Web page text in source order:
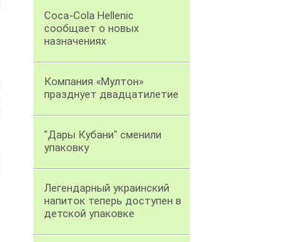
Coca-Cola Hellenic
сообщает о новых
назначениях
Компания «Мултон»
празднует двадцатилетие
"Дары Кубани" сменили
упаковку
Легендарный украинский
напиток теперь доступен в
детской упаковке